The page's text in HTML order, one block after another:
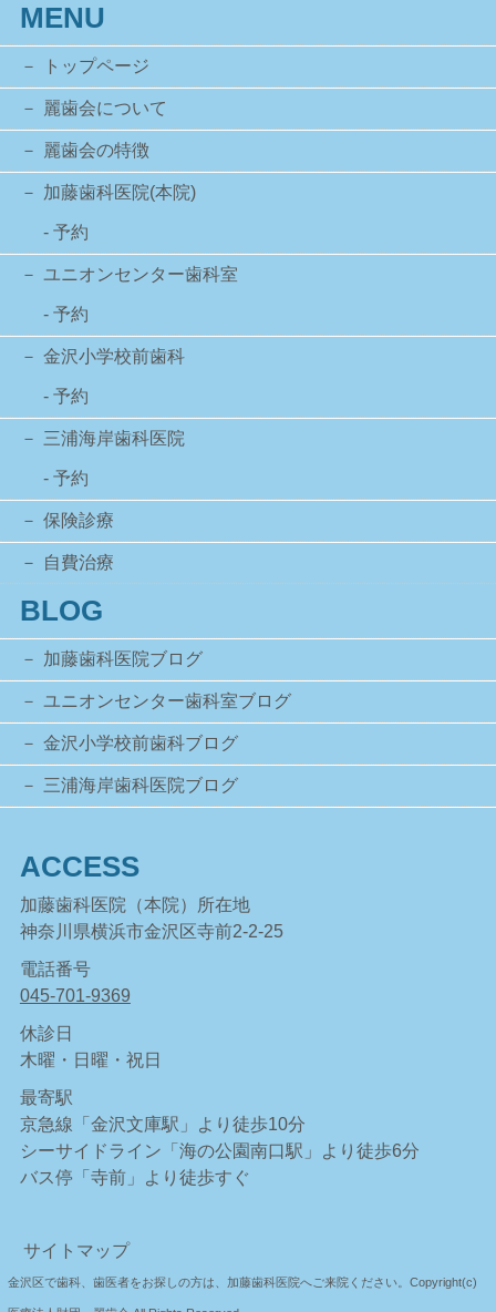
MENU
トップページ
麗歯会について
麗歯会の特徴
加藤歯科医院(本院)
- 予約
ユニオンセンター歯科室
- 予約
金沢小学校前歯科
- 予約
三浦海岸歯科医院
- 予約
保険診療
自費治療
BLOG
加藤歯科医院ブログ
ユニオンセンター歯科室ブログ
金沢小学校前歯科ブログ
三浦海岸歯科医院ブログ
ACCESS
加藤歯科医院（本院）所在地
神奈川県横浜市金沢区寺前2-2-25
電話番号
045-701-9369
休診日
木曜・日曜・祝日
最寄駅
京急線「金沢文庫駅」より徒歩10分
シーサイドライン「海の公園南口駅」より徒歩6分
バス停「寺前」より徒歩すぐ
サイトマップ
金沢区で歯科、歯医者をお探しの方は、加藤歯科医院へご来院ください。Copyright(c)